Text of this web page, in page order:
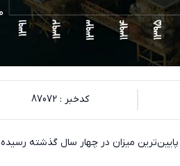
کدخبر : 87072
بخش نفت و گاز به پایین‌ترین میزان در چهار سال گذشته رسیده